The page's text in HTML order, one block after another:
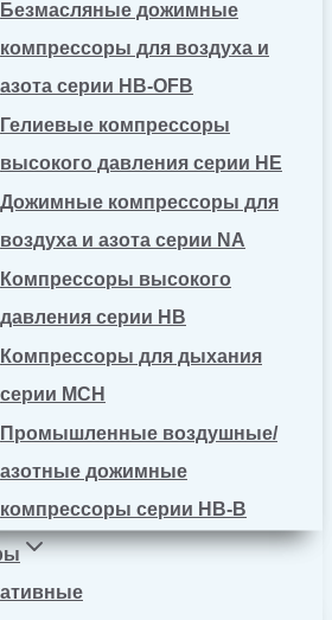
Безмасляные дожимные
компрессоры для воздуха и
азота серии HB-OFB
Гелиевые компрессоры
высокого давления серии HE
Дожимные компрессоры для
воздуха и азота серии NA
Компрессоры высокого
давления серии HB
Компрессоры для дыхания
серии MCH
Промышленные воздушные/
азотные дожимные
компрессоры серии HB-B